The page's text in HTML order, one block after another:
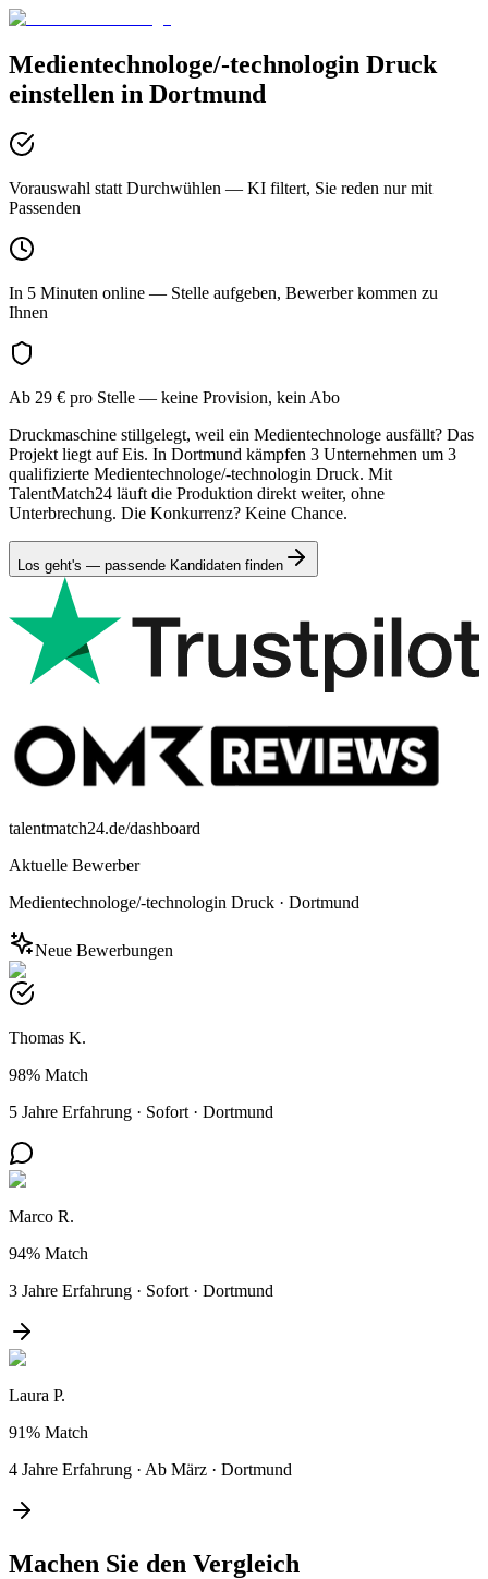
Medientechnologe/-technologin Druck
einstellen in Dortmund
Vorauswahl statt Durchwühlen — KI filtert, Sie reden nur mit
Passenden
In 5 Minuten online — Stelle aufgeben, Bewerber kommen zu
Ihnen
Ab 29 € pro Stelle — keine Provision, kein Abo
Druckmaschine stillgelegt, weil ein Medientechnologe ausfällt? Das
Projekt liegt auf Eis. In Dortmund kämpfen 3 Unternehmen um 3
qualifizierte Medientechnologe/-technologin Druck. Mit
TalentMatch24 läuft die Produktion direkt weiter, ohne
Unterbrechung. Die Konkurrenz? Keine Chance.
Los geht's — passende Kandidaten finden
talentmatch24.de/dashboard
Aktuelle Bewerber
Medientechnologe/-technologin Druck · Dortmund
Neue Bewerbungen
Thomas K.
98% Match
5 Jahre Erfahrung · Sofort · Dortmund
Marco R.
94% Match
3 Jahre Erfahrung · Sofort · Dortmund
Laura P.
91% Match
4 Jahre Erfahrung · Ab März · Dortmund
Machen Sie den Vergleich